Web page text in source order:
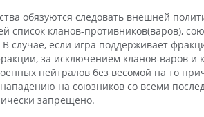
обязуются следовать внешней
список кланов-противников(варов),
случае, если игра поддерживает
за исключением кланов-варов и
нейтралов без весомой на то
на союзников со всеми
запрещено.